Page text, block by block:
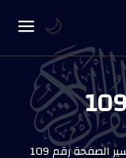
تفسير الصفحة رقم 109
🌙